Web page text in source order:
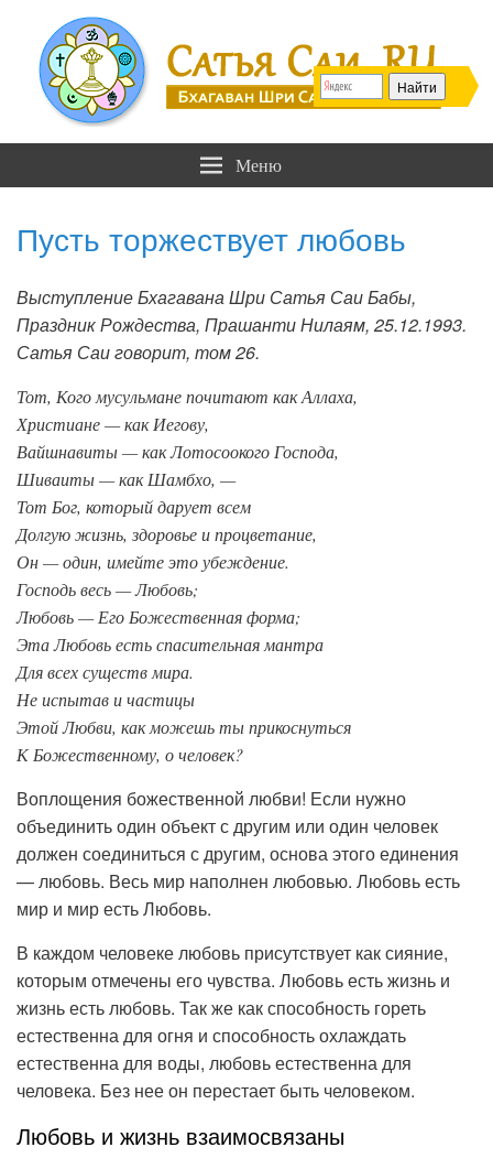
Сатья Саи .RU Меню
Пусть торжествует любовь
Выступление Бхагавана Шри Сатья Саи Бабы,
Праздник Рождества, Прашанти Нилаям, 25.12.1993.
Сатья Саи говорит, том 26.
Тот, Кого мусульмане почитают как Аллаха,
Христиане — как Иегову,
Вайшнавиты — как Лотосоокого Господа,
Шиваиты — как Шамбхо, —
Тот Бог, который дарует всем
Долгую жизнь, здоровье и процветание,
Он — один, имейте это убеждение.
Господь весь — Любовь;
Любовь — Его Божественная форма;
Эта Любовь есть спасительная мантра
Для всех существ мира.
Не испытав и частицы
Этой Любви, как можешь ты прикоснуться
К Божественному, о человек?
Воплощения божественной любви! Если нужно
объединить один объект с другим или один человек
должен соединиться с другим, основа этого единения
— любовь. Весь мир наполнен любовью. Любовь есть
мир и мир есть Любовь.
В каждом человеке любовь присутствует как сияние,
которым отмечены его чувства. Любовь есть жизнь и
жизнь есть любовь. Так же как способность гореть
естественна для огня и способность охлаждать
естественна для воды, любовь естественна для
человека. Без нее он перестает быть человеком.
Любовь и жизнь взаимосвязаны